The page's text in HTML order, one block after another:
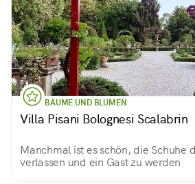
BÄUME UND BLUMEN
Villa Pisani Bolognesi Scalabrin
Manchmal ist es schön, die Schuhe
verlassen und ein Gast zu werden